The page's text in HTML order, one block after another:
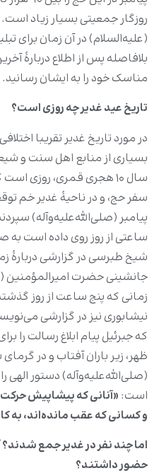
روزگار جمعیتی بسیار زیاد
(علیه‌السلام) در آن زمان برای
بلافاصله پس از اطلاع دربارۀ
مناسک خود را به ایشان رسانید.
تاریخ عید غدیر چه روزی است؟
در مورد تاریخ غدیر تقریبا
بسیاری از منابع اهل سنت و
سال ۱۰ هجری قمری، روزی
سفر حج، و در ناحیۀ غدیر خم
پیامبر (صلی‌الله‌علیه‌وآله)
ساعتی از روز روی داده است
شیخ طبرسی در گزارشی دربارۀ
جانشینی حضرت امیرالمؤمنین
زمانی که پنج ساعت از روز
نیشابوری نیز در گزارشی
که جبرئیل پیام ابلاغ رسالت را
ظهر، زیر باران آفتاب و در
(صلی‌الله‌علیه‌وآله) دستور
است: «آنانی که پیشاپیش
و کسانی که عقب مانده‌اند، به
اما چند نفر در غدیر جمع
حضور داشتند؟